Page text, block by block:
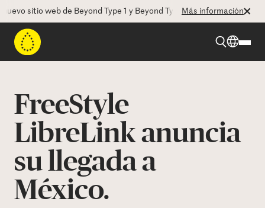
sitio web de Beyond Type 1 y Beyond Type 2! La CEO Deborah
Más información
Recursos
Programas
FreeStyle
LibreLink anuncia
su llegada a
México.